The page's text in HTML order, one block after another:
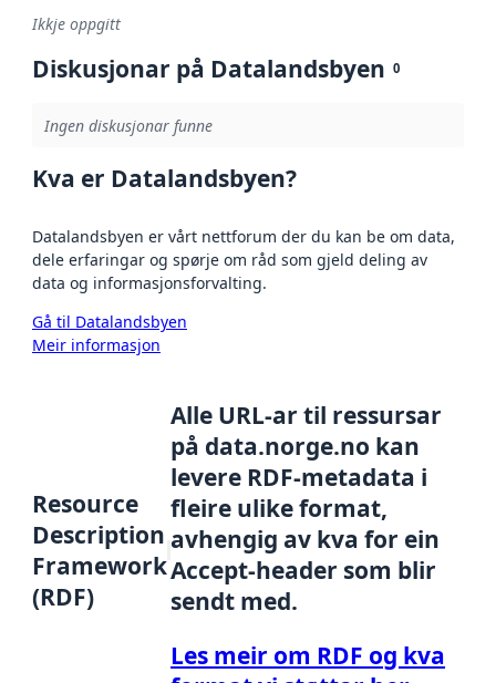
Ikkje oppgitt
Diskusjonar på Datalandsbyen 0
Ingen diskusjonar funne
Kva er Datalandsbyen?
Datalandsbyen er vårt nettforum der du kan be om data,
dele erfaringar og spørje om råd som gjeld deling av
data og informasjonsforvalting.
Gå til Datalandsbyen
Meir informasjon
Resource
Description
Framework
(RDF)
Alle URL-ar til ressursar
på data.norge.no kan
levere RDF-metadata i
fleire ulike format,
avhengig av kva for ein
Accept-header som blir
sendt med.
Les meir om RDF og kva